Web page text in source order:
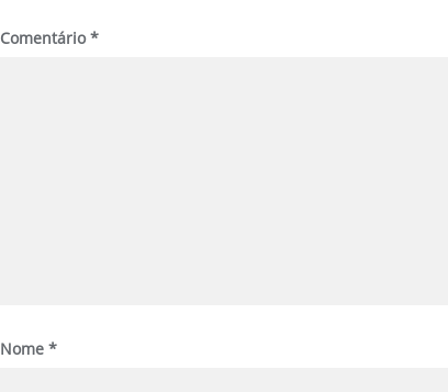
Comentário*
Nome *